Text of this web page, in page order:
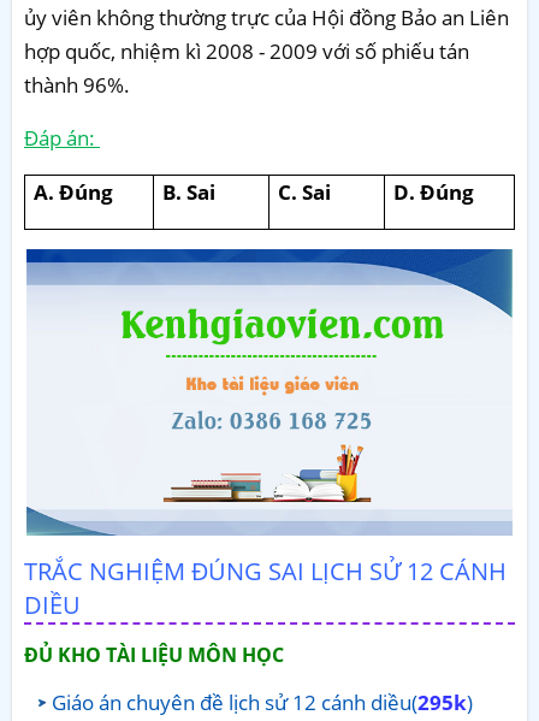
ủy viên không thường trực của Hội đồng Bảo an Liên
hợp quốc, nhiệm kì 2008 - 2009 với số phiếu tán
thành 96%.
Đáp án:
A. Đúng
B. Sai C. Sai D. Đúng
TRẮC NGHIỆM ĐÚNG SAI LỊCH SỬ 12 CÁNH
DIỀU
ĐỦ KHO TÀI LIỆU MÔN HỌC
Giáo án chuyên đề lịch sử 12 cánh diều(295k)